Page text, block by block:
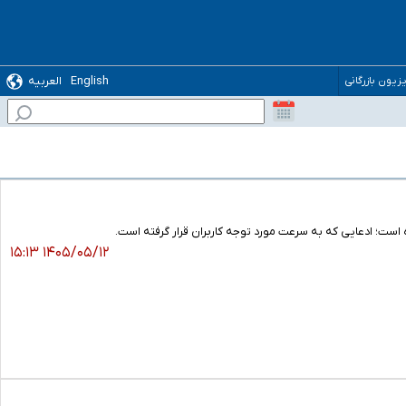
بازرگانی English
العربیه
۱۴۰۵/۰۵/۱۲ ۱۵:۱۳